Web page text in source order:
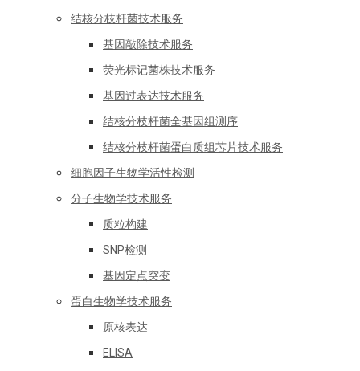
结核分枝杆菌技术服务
基因敲除技术服务
荧光标记菌株技术服务
基因过表达技术服务
结核分枝杆菌全基因组测序
结核分枝杆菌蛋白质组芯片技术服务
细胞因子生物学活性检测
分子生物学技术服务
质粒构建
SNP检测
基因定点突变
蛋白生物学技术服务
原核表达
ELISA